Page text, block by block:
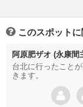
このスポットに
阿原肥ザオ (永康間
台北に行ったこと
きます。